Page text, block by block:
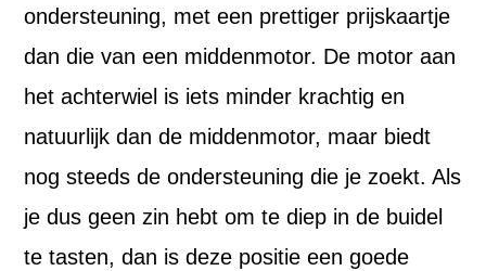
ondersteuning, met een prettiger prijskaartje
dan die van een middenmotor. De motor aan
het achterwiel is iets minder krachtig en
natuurlijk dan de middenmotor, maar biedt
nog steeds de ondersteuning die je zoekt. Als
je dus geen zin hebt om te diep in de buidel
te tasten, dan is deze positie een goede